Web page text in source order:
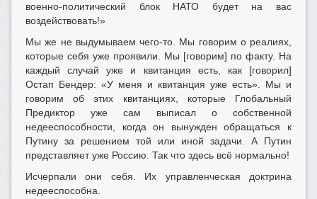
военно-политический блок НАТО будет на вас
воздействовать!»
Мы же не выдумываем чего-то. Мы говорим о реалиях,
которые себя уже проявили. Мы [говорим] по факту. На
каждый случай уже и квитанция есть, как [говорил]
Остап Бендер: «У меня и квитанция уже есть». Мы и
говорим об этих квитанциях, которые Глобальный
Предиктор уже сам выписал о собственной
недееспособности, когда он вынужден обращаться к
Путину за решением той или иной задачи. А Путин
представляет уже Россию. Так что здесь всё нормально!
Исчерпали они себя. Их управленческая доктрина
недееспособна.